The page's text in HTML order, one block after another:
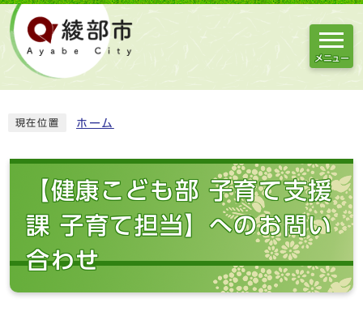
メニュー
現在位置 ホーム
【健康こども部 子育て支援
課 子育て担当】へのお問い
合わせ